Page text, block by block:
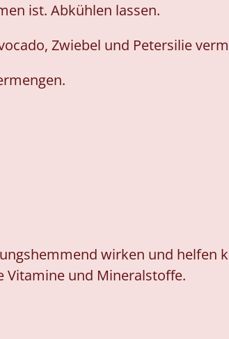
ist. Abkühlen lassen.
Zwiebel und Petersilie
wirken und helfen
Vitamine und Mineralstoffe.